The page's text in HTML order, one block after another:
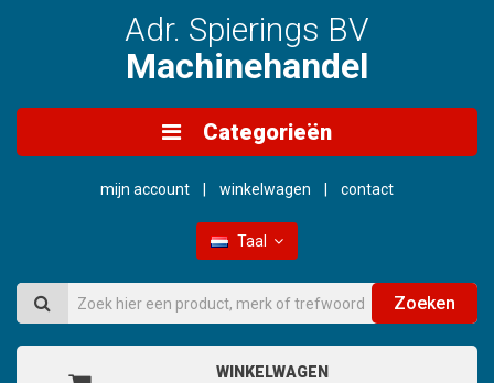
Adr. Spierings BV
Machinehandel
Categorieën
mijn account winkelwagen contact
Taal
Zoeken
WINKELWAGEN